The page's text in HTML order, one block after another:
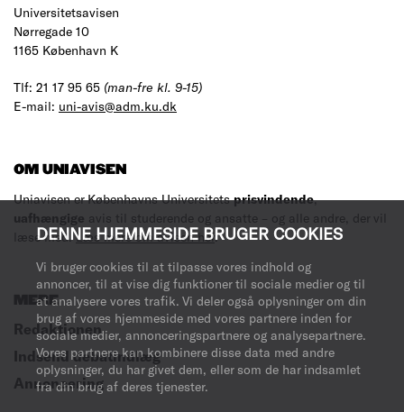
DENNE HJEMMESIDE BRUGER COOKIES
Vi bruger cookies til at tilpasse vores indhold og
annoncer, til at vise dig funktioner til sociale medier og til
at analysere vores trafik. Vi deler også oplysninger om din
brug af vores hjemmeside med vores partnere inden for
sociale medier, annonceringspartnere og analysepartnere.
Vores partnere kan kombinere disse data med andre
oplysninger, du har givet dem, eller som de har indsamlet
fra din brug af deres tjenester.
Universitetsavisen
Nørregade 10
1165 København K
Tlf: 21 17 95 65 (man-fre kl. 9-15)
E-mail: uni-avis@adm.ku.dk
OM UNIAVISEN
Uniavisen er Københavns Universitetsprisvindende,
uafhængige avis til studerende og ansatte – og alle andre, der vil
læse med.Læs mere om avisen her.
MERE
Redaktionen
Indsend debatindlæg
Annoncering